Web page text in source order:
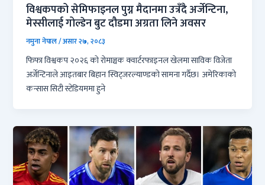
विश्वकपको सेमिफाइनल पुग्न मैदानमा उत्रँदै अर्जेन्टिना,
मेस्सीलाई गोल्डेन बुट दौडमा अग्रता लिने अवसर
नमुना नेपाल/असार २७, २०८३
फिफा विश्वकप २०२६ को रोमाञ्चक क्वार्टरफाइनल खेलमा साविक विजेता
अर्जेन्टिनाले आइतबार बिहान स्विट्जरल्याण्डको सामना गर्दैछ। अमेरिकाको
कन्सास सिटी स्टेडियममा हुने